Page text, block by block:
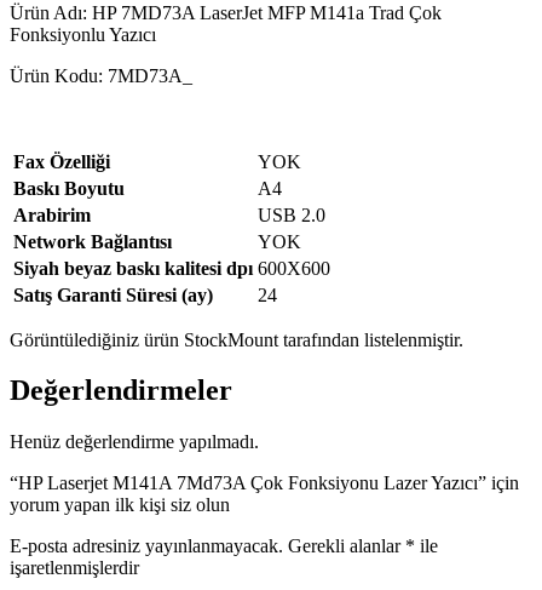
Ürün Adı: HP 7MD73A LaserJet MFP M141a Trad Çok
Fonksiyonlu Yazıcı
Ürün Kodu: 7MD73A_
Fax Özelliği
YOK
Baskı Boyutu
A4
Arabirim
USB 2.0
Network Bağlantısı
YOK
Siyah beyaz baskı kalitesi dpı 600X600
Satış Garanti Süresi (ay)
24
Görüntülediğiniz ürün StockMount tarafından listelenmiştir.
Değerlendirmeler
Henüz değerlendirme yapılmadı.
“HP Laserjet M141A 7Md73A Çok Fonksiyonu Lazer Yazıcı” için
yorum yapan ilk kişi siz olun
E-posta adresiniz yayınlanmayacak. Gerekli alanlar * ile
işaretlenmişlerdir